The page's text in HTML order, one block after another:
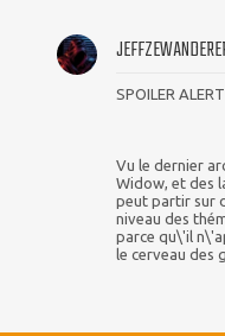
SPOILER ALERT
Vu le dernier
Widow, et des
peut partir sur
niveau des
parce qu\'il
le cerveau des